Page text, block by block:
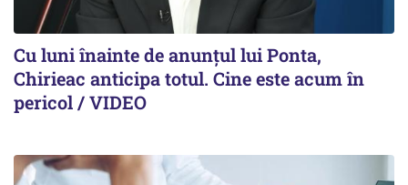
Cu luni înainte de anunțul lui Ponta,
Chirieac anticipa totul. Cine este acum în
pericol / VIDEO